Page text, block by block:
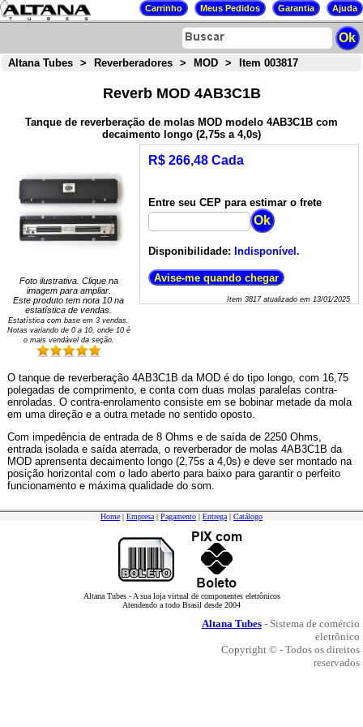
Altana Tubes > Reverberadores > MOD > Item 003817
Reverb MOD 4AB3C1B
Tanque de reverberação de molas MOD modelo 4AB3C1B com
decaimento longo (2,75s a 4,0s)
Foto ilustrativa. Clique na
imagem para ampliar.
Este produto tem nota 10 na
estatística de vendas.
Estatística com base em 3 vendas.
Notas variando de 0a 10, onde 10 é
o mais vendável da seção.
R$ 266,48 Cada
Entre seu CEP para estimar o frete
Disponibilidade: Indisponível.
Item 3817atualizado em 13/01/2025
O tanque de reverberação 4AB3C1B da MOD é do tipo longo, com 16,75
polegadas de comprimento, e conta com duas molas paralelas contra-
enroladas. O contra-enrolamento consiste em se bobinar metade da mola
em uma direção e a outra metade no sentido oposto.
Com impedência de entrada de 8 Ohms e de saída de 2250 Ohms,
entrada isolada e saída aterrada, o reverberador de molas 4AB3C1B da
MOD aprensenta decaimento longo (2,75s a 4,0s) e deve ser montado na
posição horizontal com o lado aberto para baixo para garantir o perfeito
funcionamento e máxima qualidade do som.
Home | Empresa | Pagamento | Entrega | Catálogo
Altana Tubes - A sua loja virtual de componentes eletrônicos
Atendendo a todo Brasil desde 2004
Altana Tubes- Sistema de comércio
eletrônico
Copyright © - Todos os direitos
reservados